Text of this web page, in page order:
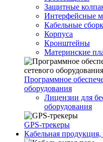
Защитные
Интерфейсные
Кабельные
Корпуса
Кронштейны
Материнские
Программное
оборудования
Лицензии для
оборудования
GPS-трекеры
Кабельная